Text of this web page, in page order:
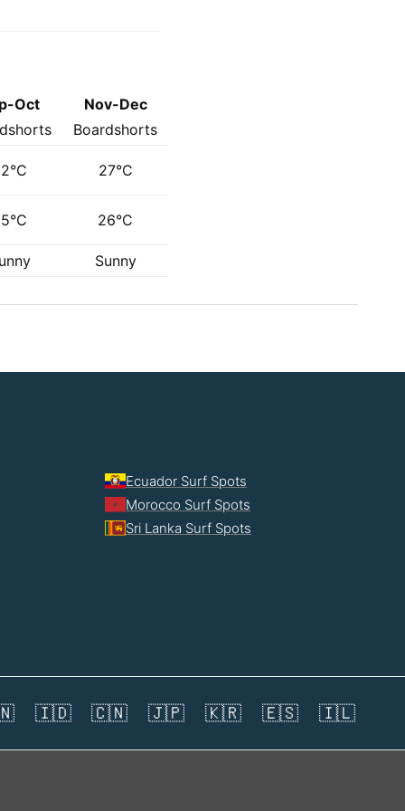
Oct
Nov-Dec
Boardshorts
27°C
26°C
Sunny
Ecuador Surf Spots
Morocco Surf Spots
Sri Lanka Surf Spots
🇮🇩 🇨🇳 🇯🇵 🇰🇷 🇪🇸 🇮🇱